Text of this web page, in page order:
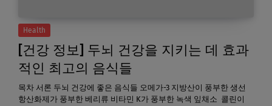
Health
[건강 정보] 두뇌 건강을 지키는 데 효과
적인 최고의 음식들
목차 서론 두뇌 건강에 좋은 음식들 오메가-3 지방산이 풍부한 생선
항산화제가 풍부한 베리류 비타민 K가 풍부한 녹색 잎채소 콜린이